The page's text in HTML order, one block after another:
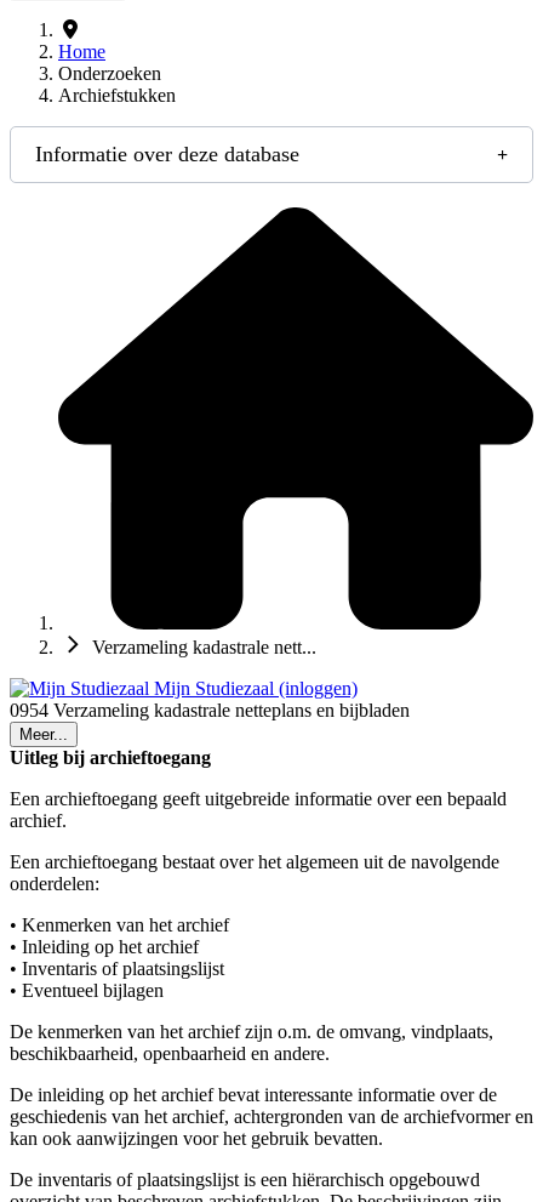
Home
Onderzoeken
Archiefstukken
Informatie over deze database
Verzameling kadastrale nett...
Mijn Studiezaal (inloggen)
0954 Verzameling kadastrale netteplans en bijbladen
Meer...
Uitleg bij archieftoegang
Een archieftoegang geeft uitgebreide informatie over een bepaald
archief.
Een archieftoegang bestaat over het algemeen uit de navolgende
onderdelen:
• Kenmerken van het archief
• Inleiding op het archief
• Inventaris of plaatsingslijst
• Eventueel bijlagen
De kenmerken van het archief zijn o.m. de omvang, vindplaats,
beschikbaarheid, openbaarheid en andere.
De inleiding op het archief bevat interessante informatie over de
geschiedenis van het archief, achtergronden van de archiefvormer en
kan ook aanwijzingen voor het gebruik bevatten.
De inventaris of plaatsingslijst is een hiërarchisch opgebouwd